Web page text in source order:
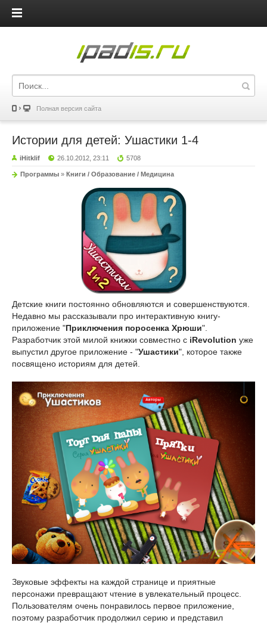
iPadis.ru
Полная версия сайта
Истории для детей: Ушастики 1-4
iHitklif 26.10.2012, 23:11 5708
Программы » Книги / Образование / Медицина
Детские книги постоянно обновляются и совершенствуются.
Недавно мы рассказывали про интерактивную книгу-
приложение "Приключения поросенка Хрюши".
Разработчик этой милой книжки совместно с iRevolution уже
выпустил другое приложение - "Ушастики", которое также
посвящено историям для детей.
Звуковые эффекты на каждой странице и приятные
персонажи превращают чтение в увлекательный процесс.
Пользователям очень понравилось первое приложение,
поэтому разработчик продолжил серию и представил